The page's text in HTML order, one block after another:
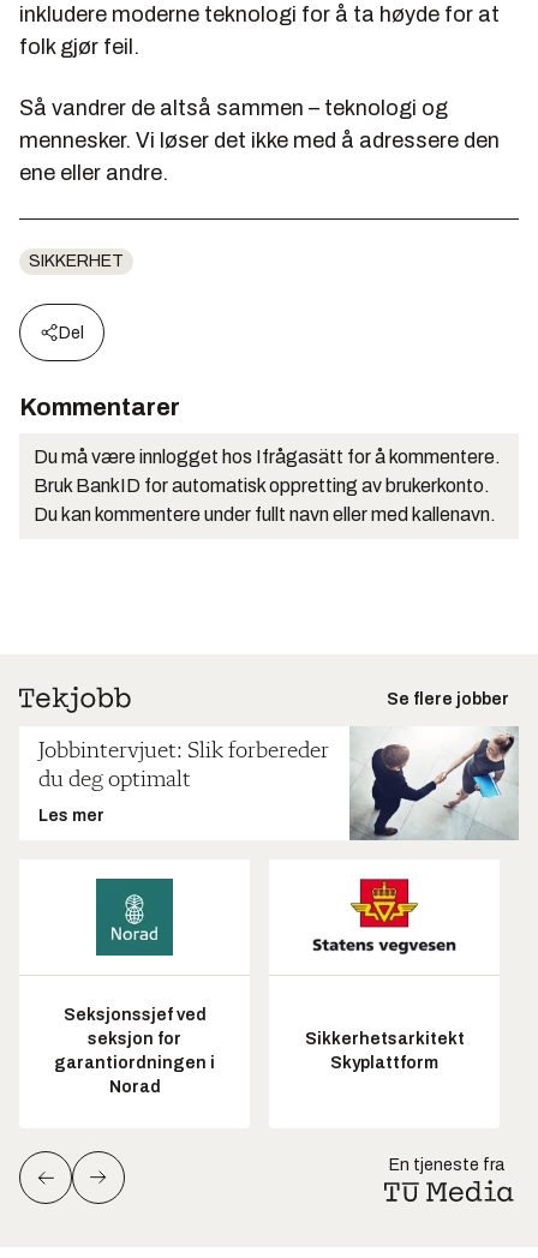
inkludere moderne teknologi for å ta høyde for at
folk gjør feil.
Så vandrer de altså sammen – teknologi og
mennesker. Vi løser det ikke med å adressere den
ene eller andre.
SIKKERHET
Del
Kommentarer
Du må være innlogget hos Ifrågasätt for å kommentere.
Bruk BankID for automatisk oppretting av brukerkonto.
Du kan kommentere under fullt navn eller med kallenavn.
Se flere jobber
Jobbintervjuet: Slik forbereder
du deg optimalt
Les mer
Seksjonssjef ved
seksjon for
garantiordningen i
Norad
Sikkerhetsarkitekt
Skyplattform
En tjeneste fra